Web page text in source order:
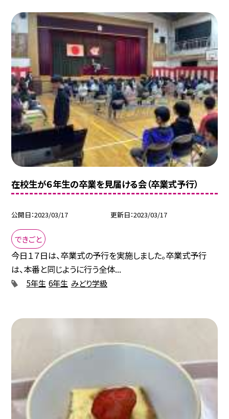
在校生が６年生の卒業を見届ける会（卒業式予行）
公開日 2023/03/17 更新日 2023/03/17
できごと
今日１７日は、卒業式の予行を実施しました。卒業式予行
は、本番と同じように行う全体...
5年生 6年生 みどり学級